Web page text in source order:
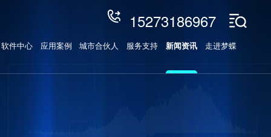
15273186967
软件中心 应用案例 城市合伙人 服务支持 新闻资讯 走进梦蝶